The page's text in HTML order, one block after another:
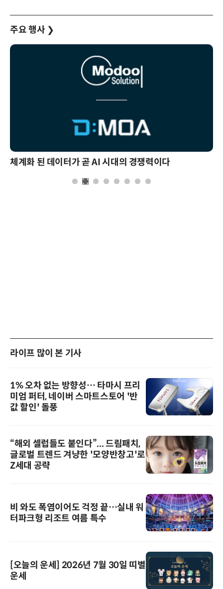
주요 행사 ❯
체계화 된 데이터가 곧 AI 시대의 경쟁력이다
라이프 많이 본 기사
1% 오차 없는 방향성… 타마시 프리
미엄 퍼터, 네이버 스마트스토어 '반
값 할인' 돌풍
“해외 셀럽들도 붙인다”... 드림패치,
글로벌 트렌드 겨냥한 '모양반창고'로
Z세대 공략
비 와도 폭염이어도 걱정 끝…실내 워
터파크형 리조트 여름 특수
[오늘의 운세] 2026년 7월 30일 띠별
운세